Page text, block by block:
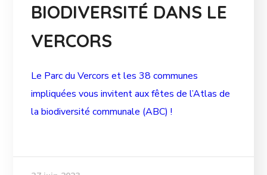
BIODIVERSITÉ DANS LE
VERCORS
Le Parc du Vercors et les 38 communes
impliquées vous invitent aux fêtes de l’Atlas de
la biodiversité communale (ABC) !